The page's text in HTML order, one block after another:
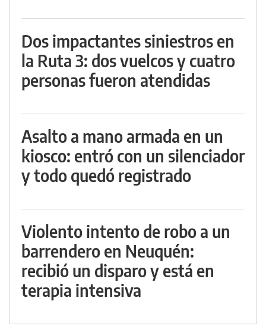
Dos impactantes siniestros en
la Ruta 3: dos vuelcos y cuatro
personas fueron atendidas
Asalto a mano armada en un
kiosco: entró con un silenciador
y todo quedó registrado
Violento intento de robo a un
barrendero en Neuquén:
recibió un disparo y está en
terapia intensiva